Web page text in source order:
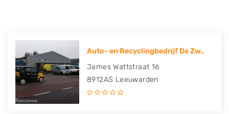
Auto- en Recyclingbedrijf De Zw..
James Wattstraat 16
8912AS Leeuwarden